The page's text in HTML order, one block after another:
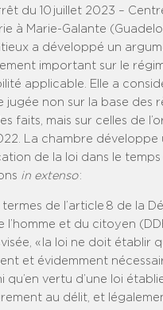
du 10 juillet 2023 –
à Marie-Galante
a développé un
important sur le
applicable. Elle a
jugée non sur la base des
faits, mais sur celles de
La chambre développe
de la loi dans le
in extenso:
de l’article 8 de la
l’homme et du citoyen
« la loi ne doit établir
et évidemment
qu’en vertu d’une loi
au délit, et